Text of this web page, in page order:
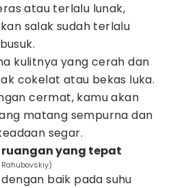
atau terlalu lunak,
salak sudah terlalu
kulitnya yang cerah dan
cokelat atau bekas luka.
cermat, kamu akan
matang sempurna dan
segar.
ruangan yang tepat
baik pada suhu